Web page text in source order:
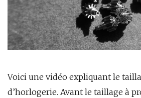
Voici une vidéo expliquant le
d’horlogerie. Avant le taillage à